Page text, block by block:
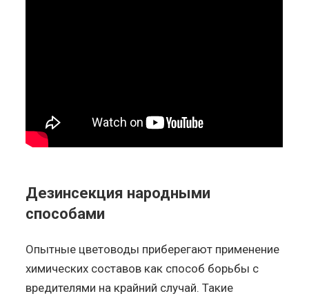
Дезинсекция народными
способами
Опытные цветоводы приберегают применение
химических составов как способ борьбы с
вредителями на крайний случай. Такие